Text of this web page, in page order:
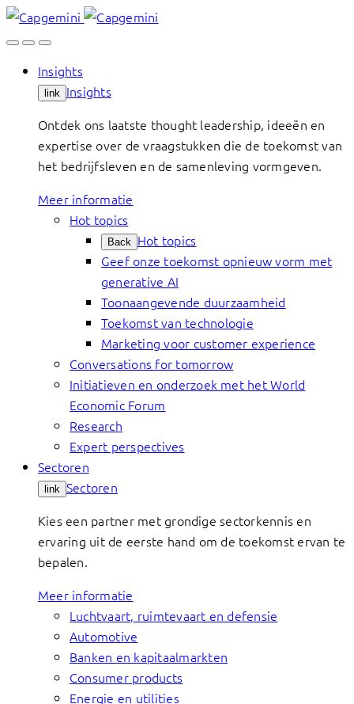
Skip
to
Insights
link Insights
Ontdek ons laatste thought leadership, ideeën en
expertise over de vraagstukken die de toekomst van
het bedrijfsleven en de samenleving vormgeven.
Meer informatie
Hot topics
Back Hot topics
Geef onze toekomst opnieuw vorm met
generative AI
Toonaangevende duurzaamheid
Toekomst van technologie
Marketing voor customer experience
Conversations for tomorrow
Initiatieven en onderzoek met het World
Economic Forum
Research
Expert perspectives
Sectoren
link Sectoren
Kies een partner met grondige sectorkennis en
ervaring uit de eerste hand om de toekomst ervan te
bepalen.
Meer informatie
Luchtvaart, ruimtevaart en defensie
Automotive
Banken en kapitaalmarkten
Consumer products
Energie en utilities